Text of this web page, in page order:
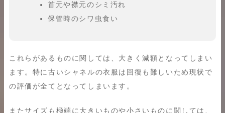
首元や襟元のシミ汚れ
保管時のシワ虫食い
これらがあるものに関しては、大きく減額となってしまい
ます。特に古いシャネルの衣服は回復も難しいため現状で
の評価が全てとなってしまいます。
またサイズも極端に大きいものや小さいものに関しては、